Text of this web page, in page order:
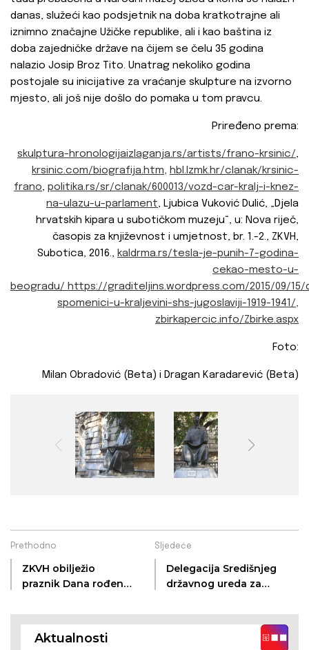
danas, služeći kao podsjetnik na doba kratkotrajne ali
iznimno značajne Užičke republike, ali i kao baština iz
doba zajedničke države na čijem se čelu 35 godina
nalazio Josip Broz Tito. Unatrag nekoliko godina
postojale su inicijative za vraćanje skulpture na izvorno
mjesto, ali još nije došlo do pomaka u tom pravcu.
Priređeno prema:
skulptura-hronologijaizlaganja.rs/artists/frano-krsinic/,
krsinic.com/biografija.htm, hbl.lzmk.hr/clanak/krsinic-
frano, politika.rs/sr/clanak/600013/vozd-car-kralj-i-knez-
na-ulazu-u-parlament, Ljubica Vuković Dulić, „Djela
hrvatskih kipara u subotičkom muzeju“, u: Nova riječ,
časopis za književnost i umjetnost, br. 1.-2., ZKVH,
Subotica, 2016., kaldrma.rs/tesla-je-punih-7-godina-
cekao-mesto-u-
beogradu/ https://graditeljins.wordpress.com/2015/09/15/
spomenici-u-kraljevini-shs-jugoslaviji-1919-1941/,
zbirkapercic.info/Zbirke.aspx
Foto:
Milan Obradović (Beta) i Dragan Karadarević (Beta)
Prethodno
ZKVH obilježio
praznik Dana rođenja
Antunovića
Sljedeće
Delegacija Središnjeg
državnog ureda za
Republike Hrvatske
Aktualnosti